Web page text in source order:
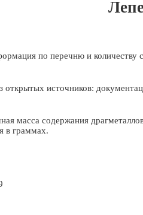
по перечню и количеству
открытых источников:
масса содержания
в граммах.